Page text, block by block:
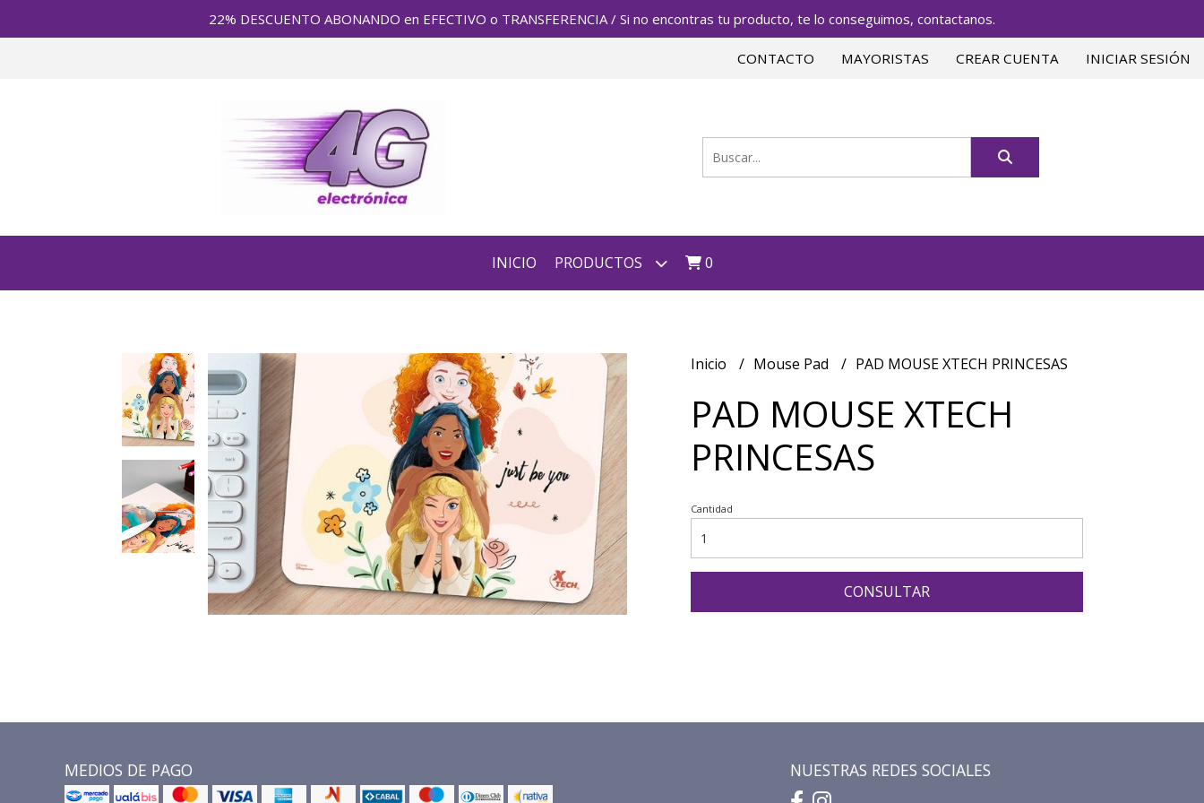
22% DESCUENTO ABONANDO en EFECTIVO o TRANSFERENCIA / Si no encontras tu producto, te lo conseguimos, contactanos.
CONTACTO MAYORISTAS CREAR CUENTA INICIAR SESIÓN
INICIO PRODUCTOS 0
Inicio Mouse Pad PAD MOUSE XTECH PRINCESAS
PAD MOUSE XTECH
PRINCESAS
Cantidad
CONSULTAR
MEDIOS DE PAGO NUESTRAS REDES SOCIALES